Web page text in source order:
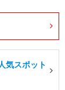
気スポット